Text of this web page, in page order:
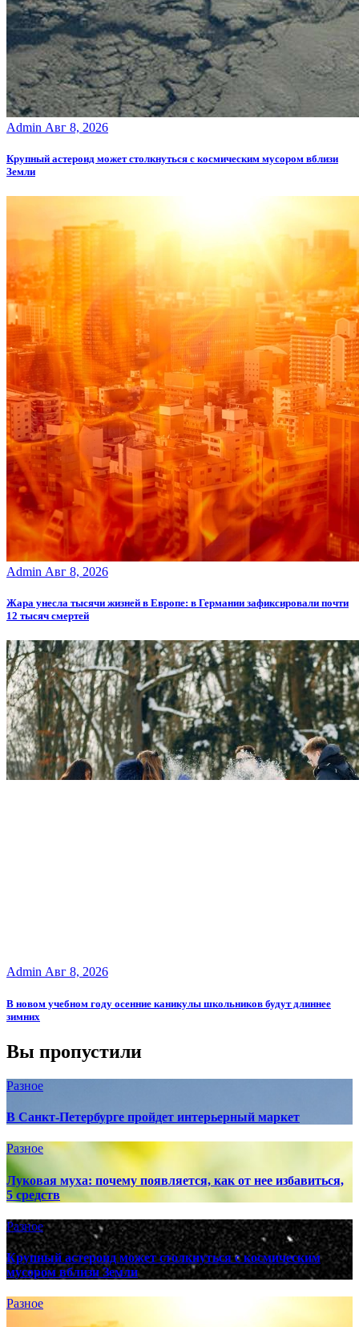
Admin Авг 8, 2026
Крупный астероид может столкнуться с космическим мусором вблизи
Земли
Admin Авг 8, 2026
Жара унесла тысячи жизней в Европе: в Германии зафиксировали почти
12 тысяч смертей
Admin Авг 8, 2026
В новом учебном году осенние каникулы школьников будут длиннее
зимних
Вы пропустили
Разное
В Санкт-Петербурге пройдет интерьерный маркет
Разное
Луковая муха: почему появляется, как от нее избавиться,
5 средств
Разное
Крупный астероид может столкнуться с космическим
мусором вблизи Земли
Разное